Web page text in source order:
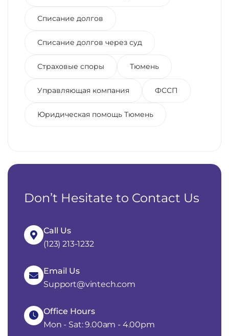
Списание долгов
Списание долгов через суд
Страховые споры Тюмень
Управляющая компания ФССП
Юридическая помощь Тюмень
Don’t Hesitate to Contact Us
Call Us
(123) 213-1232
Email Us
Support@vintech.com
Office Hours
Mon - Sat: 9.00am - 4.00pm